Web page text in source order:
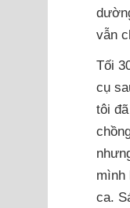
vẫn
Tối
cụ
tôi
mình
ca.